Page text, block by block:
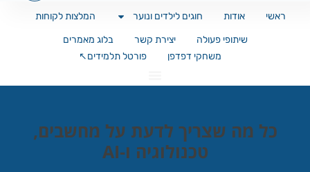
ראשי אודות חוגים לילדים ונוער
המלצות לקוחות
שיתופי פעולה
יצירת קשר
בלוג מאמרים
משחקי דפדפן
פורטל תלמידים↖️
כל מה שצריך לדעת על מחשבים,
טכנולוגיה ו-AI